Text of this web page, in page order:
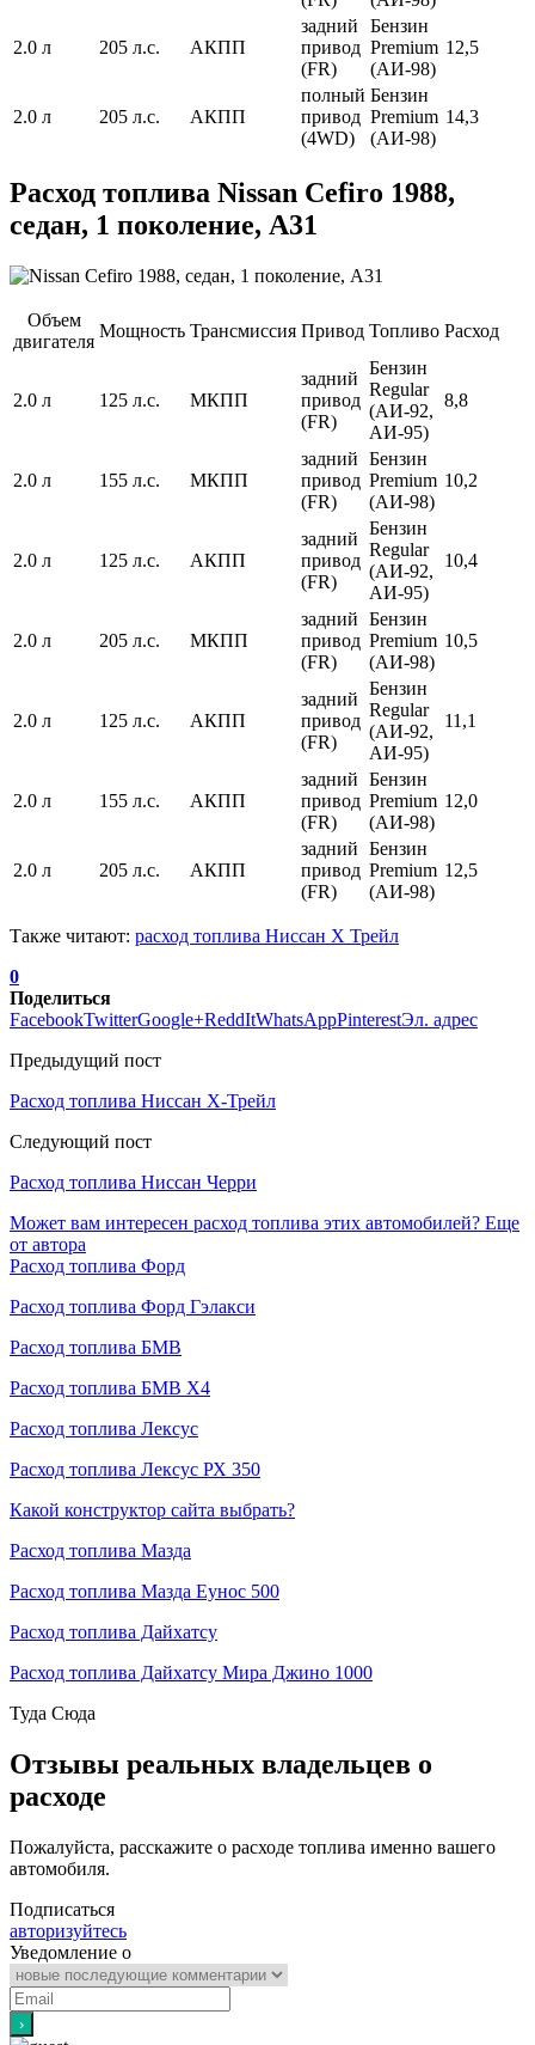
2.0 л 205 л.с. АКПП
задний
привод
(FR)
Бензин
Premium
(АИ-98)
12,5
2.0 л 205 л.с. АКПП
полный
привод
(4WD)
Бензин
Premium
(АИ-98)
14,3
Расход топлива Nissan Cefiro 1988,
седан, 1 поколение, A31
Объем
двигателя
Мощность Трансмиссия Привод Топливо Расход
2.0 л 125 л.с. МКПП
задний
привод
(FR)
Бензин
Regular
(АИ-92,
АИ-95)
8,8
2.0 л 155 л.с. МКПП
задний
привод
(FR)
Бензин
Premium
(АИ-98)
10,2
2.0 л 125 л.с. АКПП
задний
привод
(FR)
Бензин
Regular
(АИ-92,
АИ-95)
10,4
2.0 л 205 л.с. МКПП
задний
привод
(FR)
Бензин
Premium
(АИ-98)
10,5
2.0 л 125 л.с. АКПП
задний
привод
(FR)
Бензин
Regular
(АИ-92,
АИ-95)
11,1
2.0 л 155 л.с. АКПП
задний
привод
(FR)
Бензин
Premium
(АИ-98)
12,0
2.0 л 205 л.с. АКПП
задний
привод
(FR)
Бензин
Premium
(АИ-98)
12,5
Также читают: расход топлива Ниссан Х Трейл
0
Поделиться
FacebookTwitterGoogle+ReddItWhatsAppPinterestЭл. адрес
Предыдущий пост
Расход топлива Ниссан Х-Трейл
Следующий пост
Расход топлива Ниссан Черри
Может вам интересен расход топлива этих автомобилей? Еще
от автора
Расход топлива Форд
Расход топлива Форд Гэлакси
Расход топлива БМВ
Расход топлива БМВ Х4
Расход топлива Лексус
Расход топлива Лексус РХ 350
Какой конструктор сайта выбрать?
Расход топлива Мазда
Расход топлива Мазда Еунос 500
Расход топлива Дайхатсу
Расход топлива Дайхатсу Мира Джино 1000
Туда Сюда
Отзывы реальных владельцев о
расходе
Пожалуйста, расскажите о расходе топлива именно вашего
автомобиля.
Подписаться
авторизуйтесь
Уведомление о